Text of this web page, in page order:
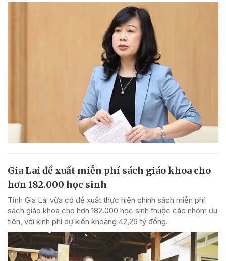
Gia Lai đề xuất miễn phí sách giáo khoa cho
hơn 182.000 học sinh
Tỉnh Gia Lai vừa có đề xuất thực hiện chính sách miễn phí
sách giáo khoa cho hơn 182.000 học sinh thuộc các nhóm ưu
tiên, với kinh phí dự kiến khoảng 42,29 tỷ đồng.